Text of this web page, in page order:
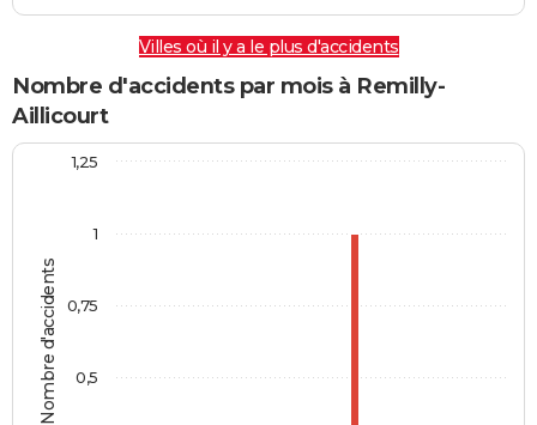
Villes où il y a le plus d'accidents
Nombre d'accidents par mois à Remilly-
Aillicourt
Nombre d'accidents
1
0,5
0,75
1,25